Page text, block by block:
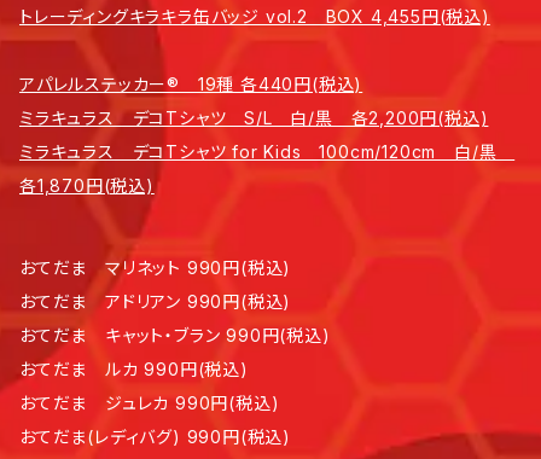
トレーディングキラキラ缶バッジ vol.2 BOX 4,455円(税込)
アパレルステッカー® 19種 各440円(税込)
ミラキュラス デコTシャツ S/L 白/黒 各2,200円(税込)
ミラキュラス デコTシャツ for Kids 100cm/120cm 白/黒
各1,870円(税込)
おてだま マリネット 990円(税込)
おてだま アドリアン 990円(税込)
おてだま キャット・ブラン 990円(税込)
おてだま ルカ 990円(税込)
おてだま ジュレカ 990円(税込)
おてだま(レディバグ) 990円(税込)